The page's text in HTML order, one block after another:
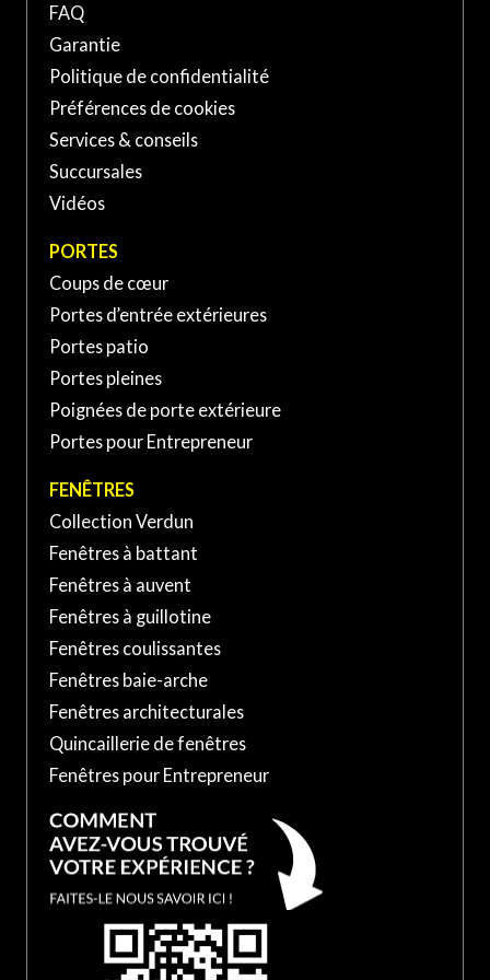
PORTE ET FENÊTRES VERDUN À SAINT-
BASILE-LE-GRAND
Saint-Basile-le-Grand, QC
J3N, Canada
PORTE ET FENÊTRES VERDUN À SAINT-
JEAN-SUR-RICHELIEU
370 Rue Laberge, Saint-Jean-
sur-Richelieu, QC J3A 1S2,
Canada
FAQ
Garantie
Politique de confidentialité
Préférences de cookies
Services & conseils
Succursales
Vidéos
PORTES
Coups de cœur
Portes d’entrée extérieures
Portes patio
Portes pleines
Poignées de porte extérieure
Portes pour Entrepreneur
FENÊTRES
Collection Verdun
Fenêtres à battant
Fenêtres à auvent
Fenêtres à guillotine
Fenêtres coulissantes
Fenêtres baie-arche
Fenêtres architecturales
Quincaillerie de fenêtres
Fenêtres pour Entrepreneur